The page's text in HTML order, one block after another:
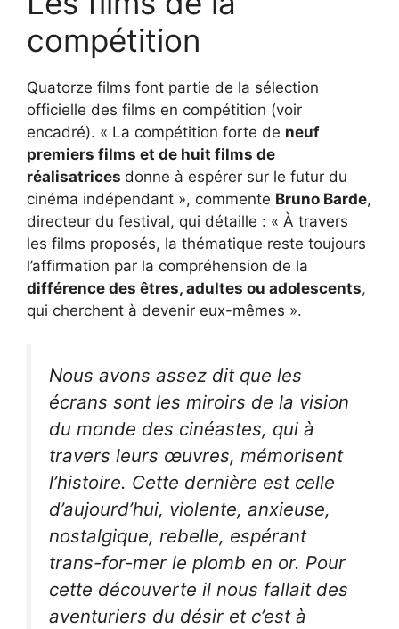
compétition
Quatorze films font partie de la sélection
officielle des films en compétition (voir
encadré). « La compétition forte de neuf
premiers films et de huit films de
réalisatrices donne à espérer sur le futur du
cinéma indépendant », commente Bruno Barde,
directeur du festival, qui détaille : « À travers
les films proposés, la thématique reste toujours
l’affirmation par la compréhension de la
différence des êtres, adultes ou adolescents,
qui cherchent à devenir eux-mêmes ».
Nous avons assez dit que les
écrans sont les miroirs de la vision
du monde des cinéastes, qui à
travers leurs œuvres, mémorisent
l’histoire. Cette dernière est celle
d’aujourd’hui, violente, anxieuse,
nostalgique, rebelle, espérant
trans-for-mer le plomb en or. Pour
cette découverte il nous fallait des
aventuriers du désir et c’est à